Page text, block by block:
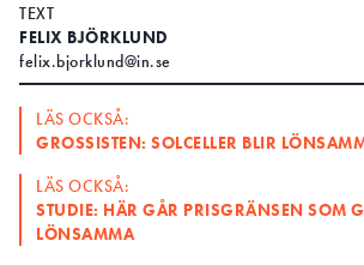
TEXT
FELIX BJÖRKLUND
felix.bjorklund@in.se
LÄS OCKSÅ:
GROSSISTEN: SOLCELLER BLIR
LÄS OCKSÅ:
STUDIE: HÄR GÅR PRISGRÄNSEN SOM
LÖNSAMMA